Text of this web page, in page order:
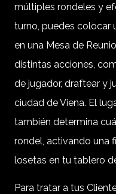
múltiples rondeles y
turno, puedes colocar
en una Mesa de
distintas acciones,
de jugador, draftear y
ciudad de Viena. El
también determina
rondel, activando una
losetas en tu tablero
Para tratar a tus